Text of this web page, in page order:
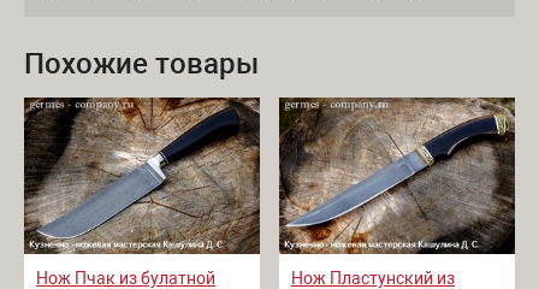
Похожие товары
Нож Пчак из булатной
Нож Пластунский из